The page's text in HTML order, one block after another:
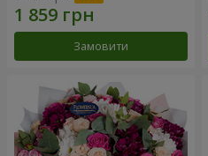
Замовити